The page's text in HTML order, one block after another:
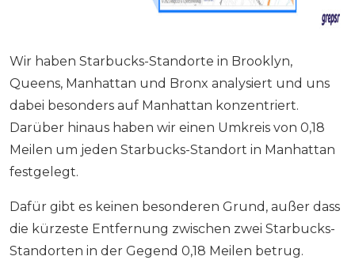
Wir haben Starbucks-Standorte in Brooklyn,
Queens, Manhattan und Bronx analysiert und uns
dabei besonders auf Manhattan konzentriert.
Darüber hinaus haben wir einen Umkreis von 0,18
Meilen um jeden Starbucks-Standort in Manhattan
festgelegt.
Dafür gibt es keinen besonderen Grund, außer dass
die kürzeste Entfernung zwischen zwei Starbucks-
Standorten in der Gegend 0,18 Meilen betrug.